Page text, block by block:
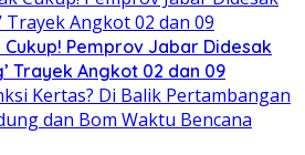
Pemprov Jabar Didesak
Trayek Angkot 02 dan 09